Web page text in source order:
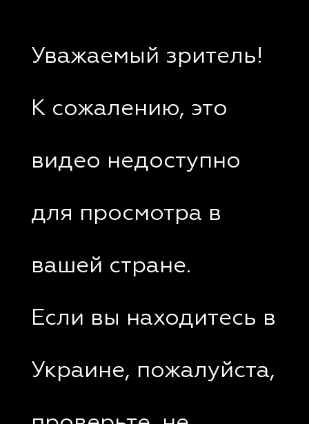
Уважаемый зритель!
К сожалению, это
видео недоступно
для просмотра в
вашей стране.
Если вы находитесь в
Украине, пожалуйста,